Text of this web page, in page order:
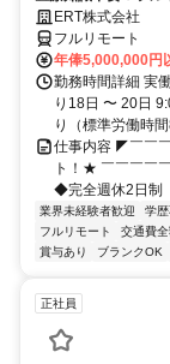
ERT株式会社
フルリモート
年俸5,000,000円
勤務時間詳細 実
り18日 〜 20日
り（標準労働時間
仕事内容 ◤￣￣
ト！★ ￣￣￣￣
◆完全週休2日制
業界未経験者歓迎 学
フルリモート
交通費
賞与あり
ブランクOK
正社員